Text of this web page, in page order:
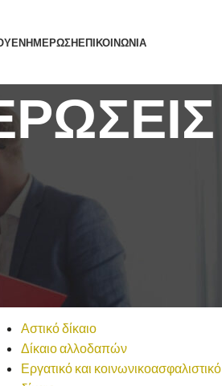
ΕΝΗΜΕΡΩΣΗΕΠΙΚΟΙΝΩΝΙΑ
ΚΑΤΗΓΟΡΙΕΣ
Αστικό δίκαιο
Δίκαιο αλλοδαπών
Εργατικό και κοινωνικοασφαλιστικό